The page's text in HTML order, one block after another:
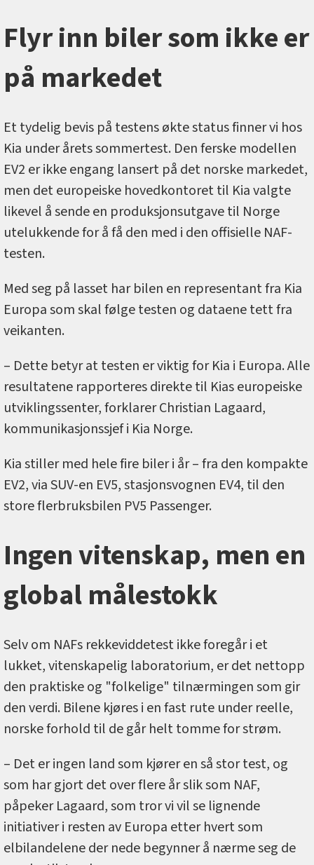
Flyr inn biler som ikke er
på markedet
Et tydelig bevis på testens økte status finner vi hos
Kia under årets sommertest. Den ferske modellen
EV2 er ikke engang lansert på det norske markedet,
men det europeiske hovedkontoret til Kia valgte
likevel å sende en produksjonsutgave til Norge
utelukkende for å få den med i den offisielle NAF-
testen.
Med seg på lasset har bilen en representant fra Kia
Europa som skal følge testen og dataene tett fra
veikanten.
– Dette betyr at testen er viktig for Kia i Europa. Alle
resultatene rapporteres direkte til Kias europeiske
utviklingssenter, forklarer Christian Lagaard,
kommunikasjonssjef i Kia Norge.
Kia stiller med hele fire biler i år – fra den kompakte
EV2, via SUV-en EV5, stasjonsvognen EV4, til den
store flerbruksbilen PV5 Passenger.
Ingen vitenskap, men en
global målestokk
Selv om NAFs rekkeviddetest ikke foregår i et
lukket, vitenskapelig laboratorium, er det nettopp
den praktiske og "folkelige" tilnærmingen som gir
den verdi. Bilene kjøres i en fast rute under reelle,
norske forhold til de går helt tomme for strøm.
– Det er ingen land som kjører en så stor test, og
som har gjort det over flere år slik som NAF,
påpeker Lagaard, som tror vi vil se lignende
initiativer i resten av Europa etter hvert som
elbilandelene der nede begynner å nærme seg de